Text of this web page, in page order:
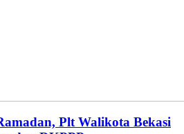
Plt Walikota Bekasi